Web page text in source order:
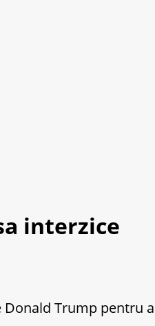
interzice
Trump pentru a